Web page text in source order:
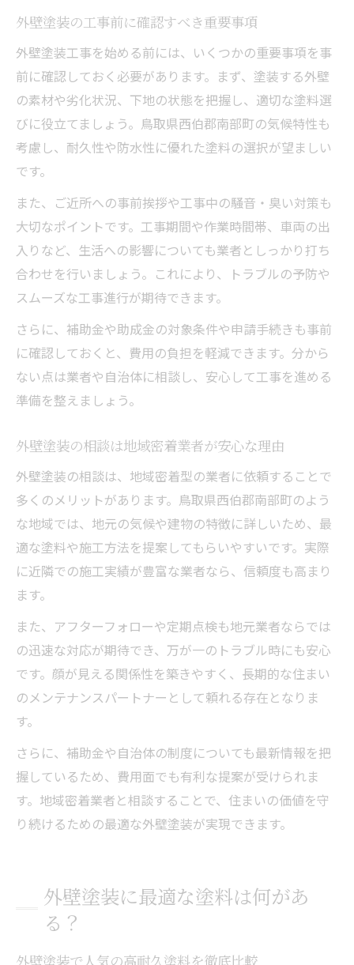
外壁塗装の工事前に確認すべき重要事項
外壁塗装工事を始める前には、いくつかの重要事項を事
前に確認しておく必要があります。まず、塗装する外壁
の素材や劣化状況、下地の状態を把握し、適切な塗料選
びに役立てましょう。鳥取県西伯郡南部町の気候特性も
考慮し、耐久性や防水性に優れた塗料の選択が望ましい
です。
また、ご近所への事前挨拶や工事中の騒音・臭い対策も
大切なポイントです。工事期間や作業時間帯、車両の出
入りなど、生活への影響についても業者としっかり打ち
合わせを行いましょう。これにより、トラブルの予防や
スムーズな工事進行が期待できます。
さらに、補助金や助成金の対象条件や申請手続きも事前
に確認しておくと、費用の負担を軽減できます。分から
ない点は業者や自治体に相談し、安心して工事を進める
準備を整えましょう。
外壁塗装の相談は地域密着業者が安心な理由
外壁塗装の相談は、地域密着型の業者に依頼することで
多くのメリットがあります。鳥取県西伯郡南部町のよう
な地域では、地元の気候や建物の特徴に詳しいため、最
適な塗料や施工方法を提案してもらいやすいです。実際
に近隣での施工実績が豊富な業者なら、信頼度も高まり
ます。
また、アフターフォローや定期点検も地元業者ならでは
の迅速な対応が期待でき、万が一のトラブル時にも安心
です。顔が見える関係性を築きやすく、長期的な住まい
のメンテナンスパートナーとして頼れる存在となりま
す。
さらに、補助金や自治体の制度についても最新情報を把
握しているため、費用面でも有利な提案が受けられま
す。地域密着業者と相談することで、住まいの価値を守
り続けるための最適な外壁塗装が実現できます。
外壁塗装に最適な塗料は何があ
る？
外壁塗装で人気の高耐久塗料を徹底比較